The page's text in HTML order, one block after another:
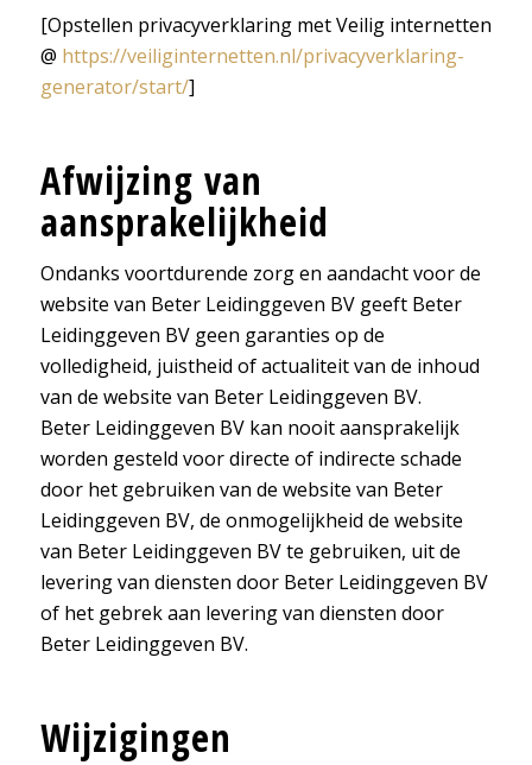
[Opstellen privacyverklaring met Veilig internetten
@ https://veiliginternetten.nl/privacyverklaring-
generator/start/]
Afwijzing van
aansprakelijkheid
Ondanks voortdurende zorg en aandacht voor de
website van Beter Leidinggeven BV geeft Beter
Leidinggeven BV geen garanties op de
volledigheid, juistheid of actualiteit van de inhoud
van de website van Beter Leidinggeven BV.
Beter Leidinggeven BV kan nooit aansprakelijk
worden gesteld voor directe of indirecte schade
door het gebruiken van de website van Beter
Leidinggeven BV, de onmogelijkheid de website
van Beter Leidinggeven BV te gebruiken, uit de
levering van diensten door Beter Leidinggeven BV
of het gebrek aan levering van diensten door
Beter Leidinggeven BV.
Wijzigingen